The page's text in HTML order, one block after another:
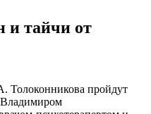
и тайчи от
Толоконникова пройдут
Владимиром